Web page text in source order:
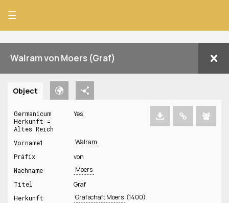
☰
Walram von Moers (Graf)
Object
Germanicum
Herkunft =
Altes Reich
Yes
Vorname1 Walram
Präfix von
Nachname Moers
Titel Graf
Herkunft Grafschaft Moers (1400)